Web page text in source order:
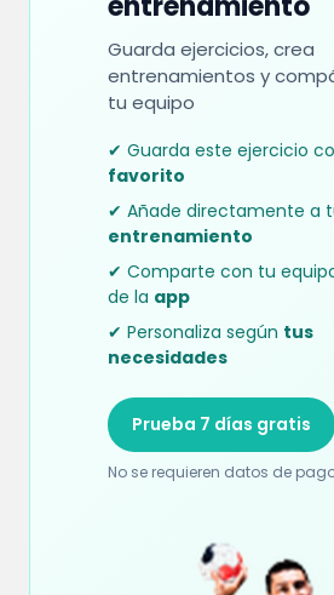
Guarda ejercicios, crea
entrenamientos y
tu equipo
✔ Guarda este ejercicio
favorito
✔ Añade directamente a
entrenamiento
✔ Comparte con tu
de la app
✔ Personaliza según tus
necesidades
Prueba 7 días gratis
No se requieren datos de